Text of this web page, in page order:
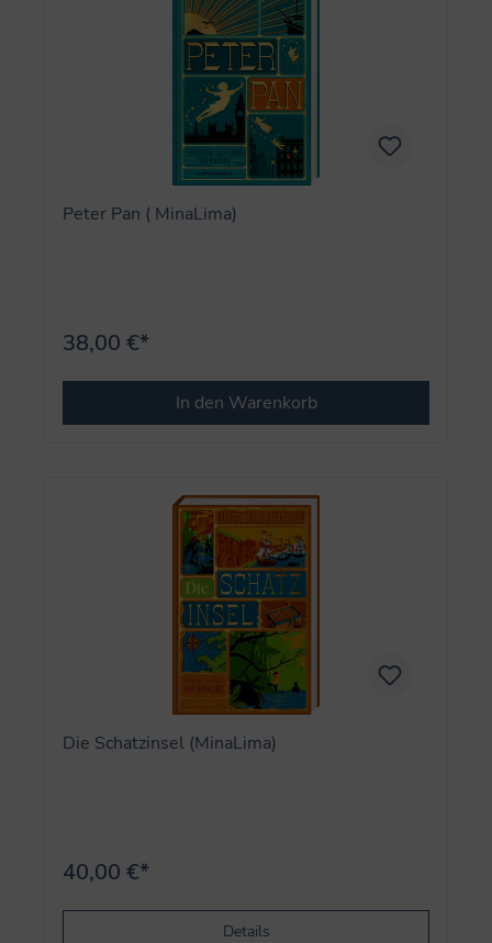
Peter Pan ( MinaLima)
38,00 €*
In den Warenkorb
Die Schatzinsel (MinaLima)
40,00 €*
Details